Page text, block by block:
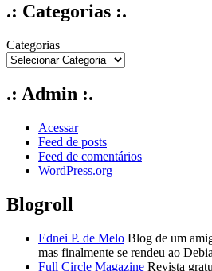
.: Categorias :.
Categorias
.: Admin :.
Acessar
Feed de posts
Feed de comentários
WordPress.org
Blogroll
Ednei P. de Melo Blog de um
mas finalmente se rendeu ao
Full Circle Magazine Revista